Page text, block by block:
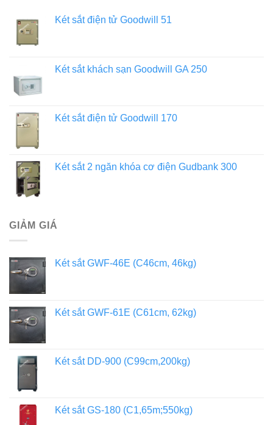
Két sắt điện tử Goodwill 51
Két sắt khách sạn Goodwill GA 250
Két sắt điện tử Goodwill 170
Két sắt 2 ngăn khóa cơ điện Gudbank 300
GIẢM GIÁ
Két sắt GWF-46E (C46cm, 46kg)
Két sắt GWF-61E (C61cm, 62kg)
Két sắt DD-900 (C99cm,200kg)
Két sắt GS-180 (C1,65m;550kg)